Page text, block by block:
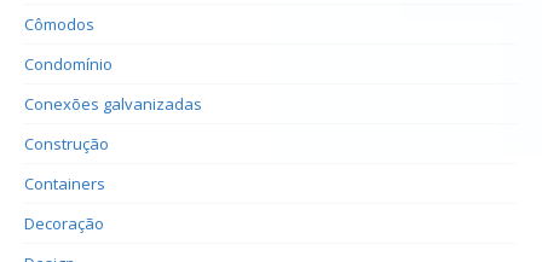
Cômodos
Condomínio
Conexões galvanizadas
Construção
Containers
Decoração